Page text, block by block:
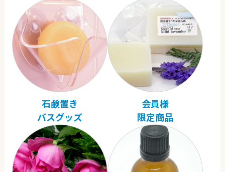
石鹸置き
バスグッズ
会員様
限定商品